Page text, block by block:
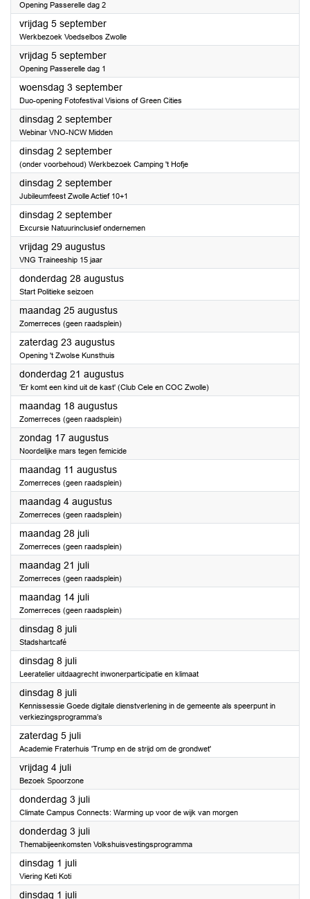
Opening Passerelle dag 2
vrijdag 5 september2025
Werkbezoek Voedselbos Zwolle
vrijdag 5 september2025
Opening Passerelle dag 1
woensdag 3 september2025
Duo-opening Fotofestival Visions of Green Cities
dinsdag 2 september2025
Webinar VNO-NCW Midden
dinsdag 2 september2025
(onder voorbehoud) Werkbezoek Camping 't Hofje
dinsdag 2 september2025
Jubileumfeest Zwolle Actief 10+1
dinsdag 2 september2025
Excursie Natuurinclusief ondernemen
vrijdag 29 augustus2025
VNG Traineeship 15 jaar
donderdag 28 augustus2025
Start Politieke seizoen
maandag 25 augustus2025
Zomerreces (geen raadsplein)
zaterdag 23 augustus2025
Opening 't Zwolse Kunsthuis
donderdag 21 augustus2025
'Er komt een kind uit de kast' (Club Cele en COC Zwolle)
maandag 18 augustus2025
Zomerreces (geen raadsplein)
zondag 17 augustus2025
Noordelijke mars tegen femicide
maandag 11 augustus2025
Zomerreces (geen raadsplein)
maandag 4 augustus2025
Zomerreces (geen raadsplein)
maandag 28 juli2025
Zomerreces (geen raadsplein)
maandag 21 juli2025
Zomerreces (geen raadsplein)
maandag 14 juli2025
Zomerreces (geen raadsplein)
dinsdag 8 juli2025
Stadshartcafé
dinsdag 8 juli2025
Leeratelier uitdaagrecht inwonerparticipatie en klimaat
dinsdag 8 juli2025
Kennissessie Goede digitale dienstverlening in de gemeente als speerpunt in
verkiezingsprogramma’s
zaterdag 5 juli2025
Academie Fraterhuis 'Trump en de strijd om de grondwet'
vrijdag 4 juli2025
Bezoek Spoorzone
donderdag 3 juli2025
Climate Campus Connects: Warming up voor de wijk van morgen
donderdag 3 juli2025
Themabijeenkomsten Volkshuisvestingsprogramma
dinsdag 1 juli2025
Viering Keti Koti
dinsdag 1 juli2025